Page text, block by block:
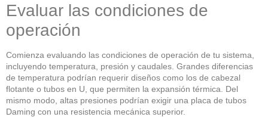
Evaluar las condiciones de
operación
Comienza evaluando las condiciones de operación de tu sistema,
incluyendo temperatura, presión y caudales. Grandes diferencias
de temperatura podrían requerir diseños como los de cabezal
flotante o tubos en U, que permiten la expansión térmica. Del
mismo modo, altas presiones podrían exigir una placa de tubos
Daming con una resistencia mecánica superior.